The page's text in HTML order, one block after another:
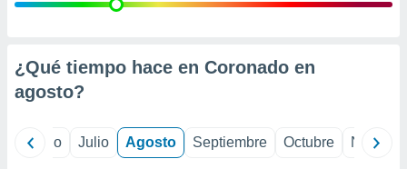
e
mediante
¿Qué tiempo hace en Coronado en
agosto?
Junio Julio Agosto Septiembre Octubre